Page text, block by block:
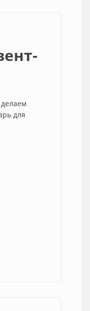
для